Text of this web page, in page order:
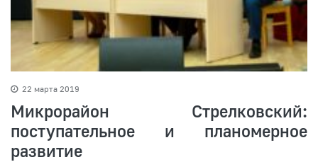
22 марта 2019
Микрорайон Стрелковский:
поступательное и планомерное
развитие